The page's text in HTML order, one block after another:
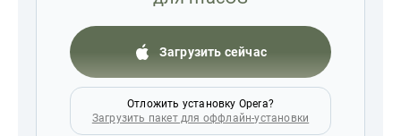
Загрузить сейчас
Отложить установку Opera?
Загрузить пакет для оффлайн-установки